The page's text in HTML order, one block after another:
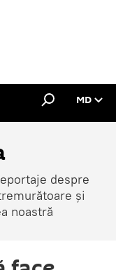
MD
despre
și
noastră